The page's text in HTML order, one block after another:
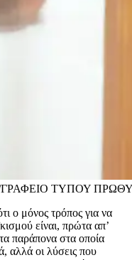
ΤΥΠΟΥ
ο μόνος τρόπος για να
είναι, πρώτα απ’
παράπονα στα οποία
αλλά οι λύσεις που